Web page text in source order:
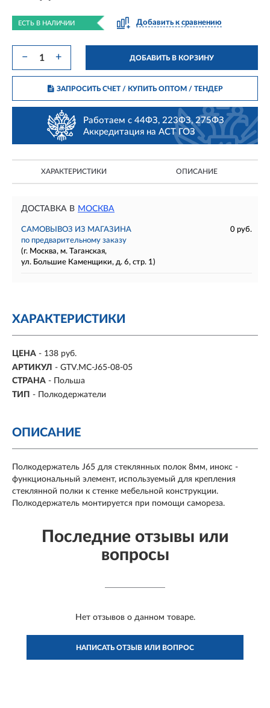
ЕСТЬ В НАЛИЧИИ Добавить к сравнению
− + ДОБАВИТЬ В КОРЗИНУ
ЗАПРОСИТЬ СЧЕТ / КУПИТЬ ОПТОМ/ ТЕНДЕР
Работаем с 44ФЗ, 223ФЗ, 275ФЗ
Аккредитация на АСТ ГОЗ
ХАРАКТЕРИСТИКИ ОПИСАНИЕ
ДОСТАВКА В МОСКВА
САМОВЫВОЗ ИЗ МАГАЗИНА
0 руб.
по предварительному заказу
(г. Москва, м. Таганская,
ул. Большие Каменщики, д. 6, стр. 1)
ХАРАКТЕРИСТИКИ
ЦЕНА - 138 руб.
АРТИКУЛ - GTV.MC-J65-08-05
СТРАНА - Польша
ТИП - Полкодержатели
ОПИСАНИЕ
Полкодержатель J65 для стеклянных полок 8мм, инокс -
функциональный элемент, используемый для крепления
стеклянной полки к стенке мебельной конструкции.
Полкодержатель монтируется при помощи самореза.
Последние отзывы или
вопросы
Нет отзывов о данном товаре.
НАПИСАТЬ ОТЗЫВ ИЛИ ВОПРОС